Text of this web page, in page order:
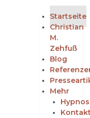
Startseite
Christian
M.
Zehfuß
Blog
Mehr